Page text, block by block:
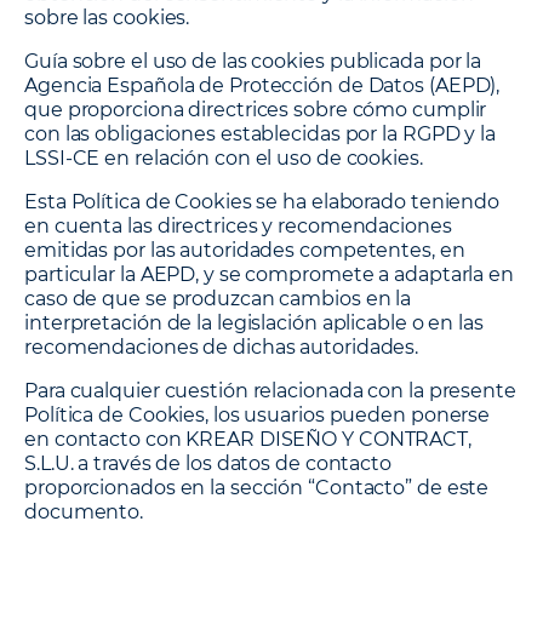
sobre las cookies.
Guía sobre el uso de las cookiespublicada por la
Agencia Española de Protección de Datos (AEPD),
que proporciona directrices sobre cómo cumplir
con las obligaciones establecidas por la RGPD y la
LSSI-CE en relación con el uso de cookies.
Esta Política de Cookies se ha elaborado teniendo
en cuenta las directrices y recomendaciones
emitidas por las autoridades competentes, en
particular la AEPD, y se compromete a adaptarla en
caso de que se produzcan cambios en la
interpretación de la legislación aplicable o en las
recomendaciones de dichas autoridades.
Para cualquier cuestión relacionada con la presente
Política de Cookies, los usuarios pueden ponerse
en contacto con KREAR DISEÑO Y CONTRACT,
S.L.U. a través de los datos de contacto
proporcionados en la sección “Contacto” de este
documento.